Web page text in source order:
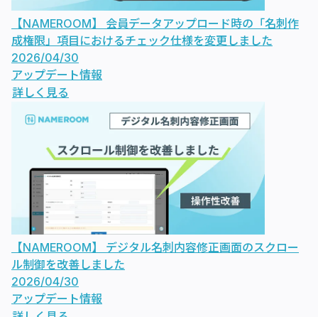
【NAMEROOM】 会員データアップロード時の「名刺作
成権限」項目におけるチェック仕様を変更しました
2026/04/30
アップデート情報
詳しく見る
【NAMEROOM】 デジタル名刺内容修正画面のスクロー
ル制御を改善しました
2026/04/30
アップデート情報